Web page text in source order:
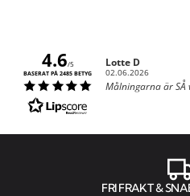
4.6/5
BASERAT PÅ 2485 BETYG
Författare:
Lotte D
Datum:
02.06.2026
Text:
Målningarna är
FRI FRAKT &